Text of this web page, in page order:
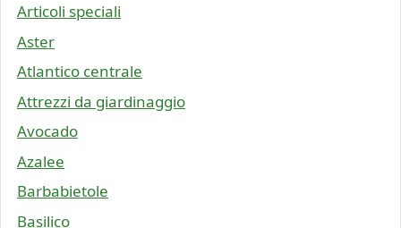
Articoli speciali
Aster
Atlantico centrale
Attrezzi da giardinaggio
Avocado
Azalee
Barbabietole
Basilico